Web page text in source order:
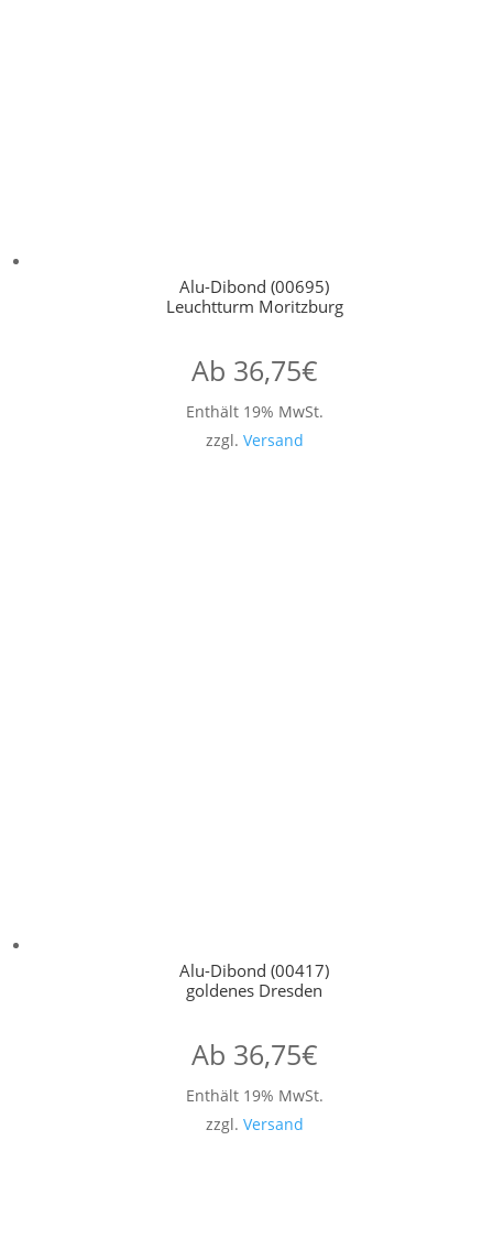
Alu-Dibond (00695)
Leuchtturm Moritzburg
Ab 36,75€
Enthält 19% MwSt.
zzgl. Versand
Alu-Dibond (00417)
goldenes Dresden
Ab 36,75€
Enthält 19% MwSt.
zzgl. Versand